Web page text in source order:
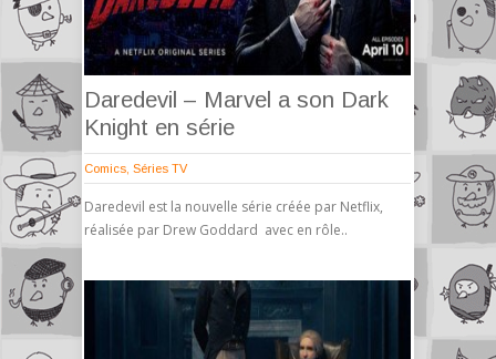
Daredevil – Marvel a son Dark
Knight en série
Comics Séries TV
Daredevil est la nouvelle série créée par Netflix,
réalisée par Drew Goddard avec en rôle..